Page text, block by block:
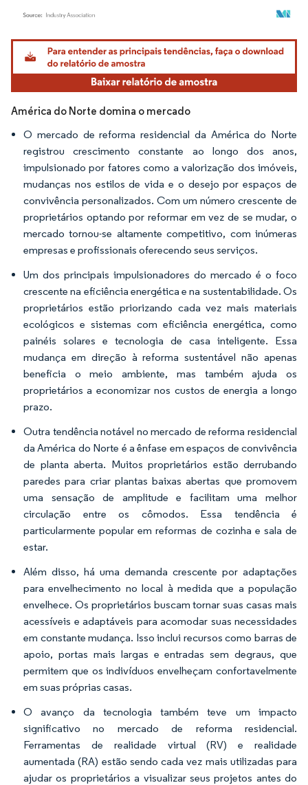
Imagem © Mordor Intelligence. O reuso requer atribuição conforme CC BY 4.0.
América do Norte domina o mercado
O mercado de reforma residencial da América do Norte
registrou crescimento constante ao longo dos anos,
impulsionado por fatores como a valorização dos imóveis,
mudanças nos estilos de vida e o desejo por espaços de
convivência personalizados. Com um número crescente de
proprietários optando por reformar em vez de se mudar, o
mercado tornou-se altamente competitivo, com inúmeras
empresas e profissionais oferecendo seus serviços.
Um dos principais impulsionadores do mercado é o foco
crescente na eficiência energética e na sustentabilidade. Os
proprietários estão priorizando cada vez mais materiais
ecológicos e sistemas com eficiência energética, como
painéis solares e tecnologia de casa inteligente. Essa
mudança em direção à reforma sustentável não apenas
beneficia o meio ambiente, mas também ajuda os
proprietários a economizar nos custos de energia a longo
prazo.
Outra tendência notável no mercado de reforma residencial
da América do Norte é a ênfase em espaços de convivência
de planta aberta. Muitos proprietários estão derrubando
paredes para criar plantas baixas abertas que promovem
uma sensação de amplitude e facilitam uma melhor
circulação entre os cômodos. Essa tendência é
particularmente popular em reformas de cozinha e sala de
estar.
Além disso, há uma demanda crescente por adaptações
para envelhecimento no local à medida que a população
envelhece. Os proprietários buscam tornar suas casas mais
acessíveis e adaptáveis para acomodar suas necessidades
em constante mudança. Isso inclui recursos como barras de
apoio, portas mais largas e entradas sem degraus, que
permitem que os indivíduos envelheçam confortavelmente
em suas próprias casas.
O avanço da tecnologia também teve um impacto
significativo no mercado de reforma residencial.
Ferramentas de realidade virtual (RV) e realidade
aumentada (RA) estão sendo cada vez mais utilizadas para
ajudar os proprietários a visualizar seus projetos antes do